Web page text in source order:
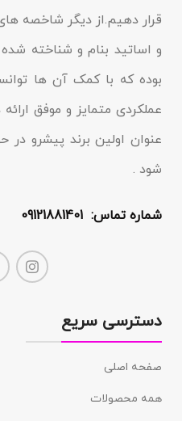
قرار دهیم.از دیگر شاخصه
و اساتید بنام و شناخته
بوده که با کمک آن ها
عملکردى متمایز و موفق
عنوان اولین برند پیشرو
شود .
شماره تماس: 09121881401
دسترسی سریع
صفحه اصلی
همه محصولات